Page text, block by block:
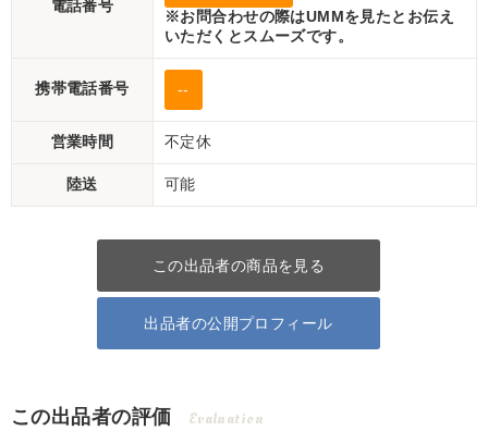
電話番号
※お問合わせの際はUMMを見たとお伝え
いただくとスムーズです。
携帯電話番号 --
営業時間 不定休
陸送 可能
この出品者の商品を見る
出品者の公開プロフィール
この出品者の評価 Evaluation